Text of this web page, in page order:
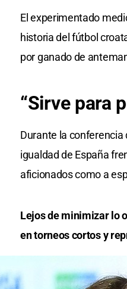
El experimentado
historia del fútbol
por ganado de
“Sirve para
Durante la
igualdad de España
aficionados como a
Lejos de minimizar lo
en torneos cortos y